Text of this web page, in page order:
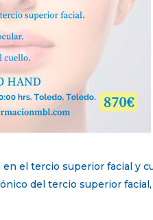
el tercio superior facial y
del tercio superior facial,